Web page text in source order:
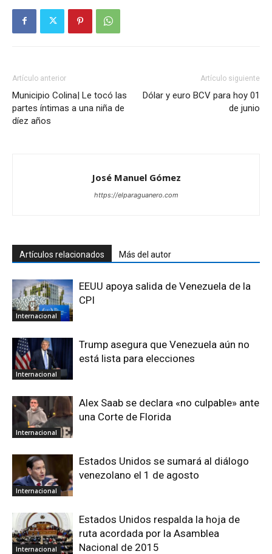
Artículo anterior
Municipio Colina| Le tocó las
partes íntimas a una niña de
díez años
Artículo siguiente
Dólar y euro BCV para hoy 01
de junio
José Manuel Gómez
https://elparaguanero.com
Artículos relacionados Más del autor
Internacional
EEUU apoya salida de Venezuela de la
CPI
Internacional
Trump asegura que Venezuela aún no
está lista para elecciones
Internacional
Alex Saab se declara «no culpable» ante
una Corte de Florida
Internacional
Estados Unidos se sumará al diálogo
venezolano el 1 de agosto
Internacional
Estados Unidos respalda la hoja de
ruta acordada por la Asamblea
Nacional de 2015